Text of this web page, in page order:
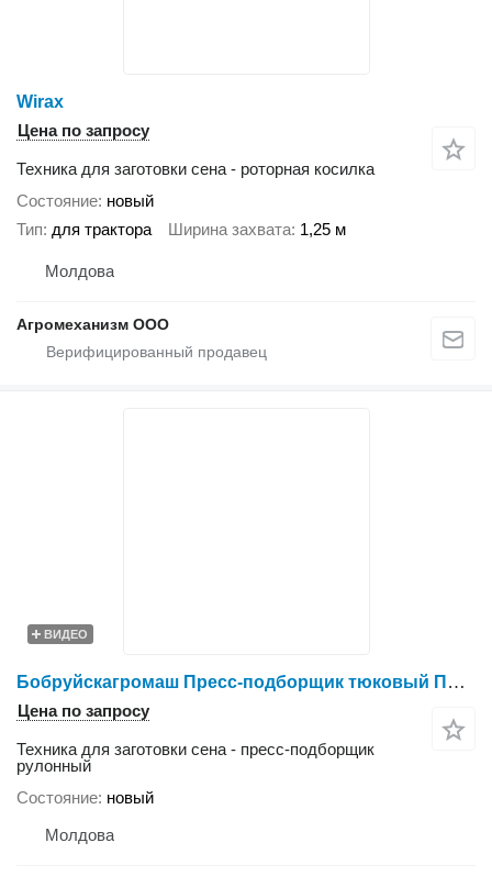
Wirax
Цена по запросу
Техника для заготовки сена - роторная косилка
Состояние новый
Тип для трактора Ширина захвата 1,25 м
Молдова
Агромеханизм ООО
ВИДЕО
Бобруйскагромаш Пресс-подборщик тюковый ПТ-165М
Цена по запросу
Техника для заготовки сена - пресс-подборщик
рулонный
Состояние новый
Молдова